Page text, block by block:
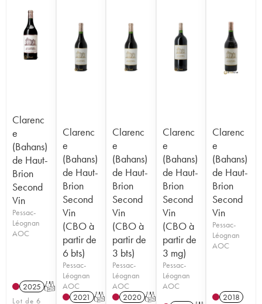
Clarenc
e
(Bahans)
de Haut-
Brion
Second
Vin
Pessac-
Léognan
AOC
2025 T
Lot de 6
Clarenc
e
(Bahans)
de Haut-
Brion
Second
Vin
(CBO à
partir de
6 bts)
Pessac-
Léognan
AOC
2021 T
Clarenc
e
(Bahans)
de Haut-
Brion
Second
Vin
(CBO à
partir de
3 bts)
Pessac-
Léognan
AOC
2020 T
Clarenc
e
(Bahans)
de Haut-
Brion
Second
Vin
(CBO à
partir de
3 mg)
Pessac-
Léognan
AOC
Clarenc
e
(Bahans)
de Haut-
Brion
Second
Vin
Pessac-
Léognan
AOC
2018